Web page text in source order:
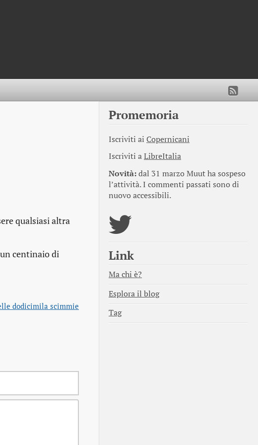
qualsiasi altra
centinaio di
dodicimila scimmie
Promemoria
Iscriviti ai Copernicani
Iscriviti aLibreItalia
Novità:dal 31 marzo Muut ha sospeso
l’attività. I commenti passati sono di
nuovo accessibili.
Link
Ma chi è?
Esplora il blog
Tag